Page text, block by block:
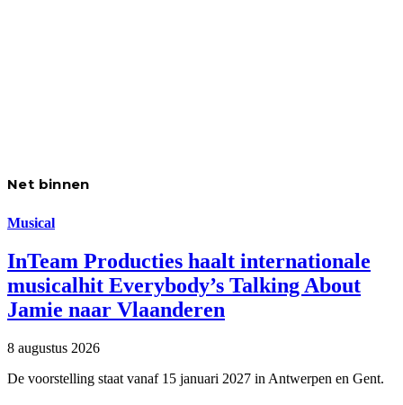
Net binnen
Musical
InTeam Producties haalt internationale
musicalhit Everybody’s Talking About
Jamie naar Vlaanderen
8 augustus 2026
De voorstelling staat vanaf 15 januari 2027 in Antwerpen en Gent.